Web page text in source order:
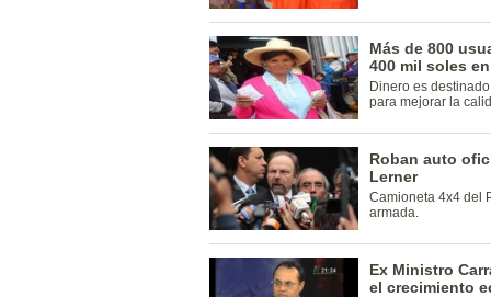
Más de 800
400 mil soles
Dinero es
para mejorar la
Roban auto
Lerner
Camioneta 4x4 del
armada.
Ex Ministro
el crecimiento